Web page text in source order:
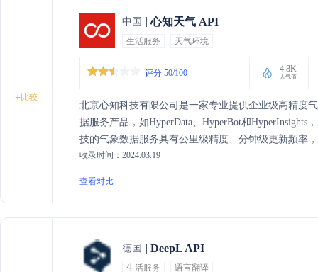
+比较
中国 心知天气 API
生活服务 天气环境
评分 50/100 4.8K
人气值
北京心知科技有限公司是一家专业提供企业级高精度
据服务产品，如HyperData、HyperBot和
技的气象数据服务具有公里级精度、分钟级更新频率
数据源，确保数据的准确、稳定和全面。公司服务覆
收录时间：2024.03.19
查看对比
德国 DeepL API
生活服务 语言翻译